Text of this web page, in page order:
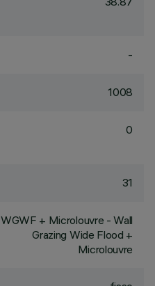
-
1008
0
31
WGWF + Microlouvre - Wall
Grazing Wide Flood +
Microlouvre